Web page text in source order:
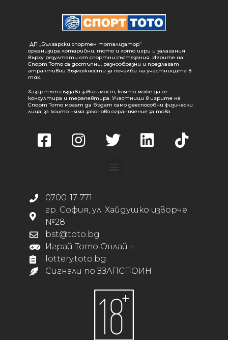
ДП „Български спортен тотализатор“
организира лотарийни, тото и лото игри и залагания
върху резултати от спортни състезания. Игрите на
Спорт Тото са достъпни, разнообразни и предлагат
атрактивни възможности за печалби на участниците в
тях.
Хазартът създава зависимост, която може да се
консултира и терапевтира. Участници в игрите на
Спорт Тото могат да бъдат само дееспособни физически
лица, за които няма законово ограничение за това.
0700-17-771
гр. София, ул. Хайдушко изворче
№28
bst@toto.bg
Играй Тото Онлайн
lottery.toto.bg
Сигнали по ЗЗЛПСПОИН